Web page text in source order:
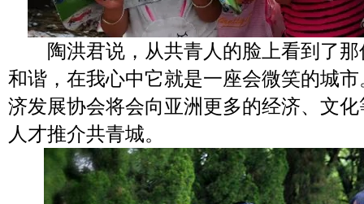
陶洪君说，从共青人的脸上看到了
和谐，在我心中它就是一座会微笑的城
济发展协会将会向亚洲更多的经济、文
人才推介共青城。